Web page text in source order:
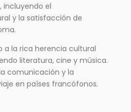
incluyendo el
y la satisfacción de
a la rica herencia cultural
literatura, cine y música.
comunicación y la
en países francófonos.